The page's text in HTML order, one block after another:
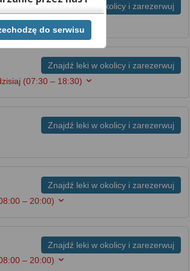
Znajdź leki w okolicy i zarezerwuj
– 18:00)
Znajdź leki w okolicy i zarezerwuj
(07:30 – 18:30)
Znajdź leki w okolicy i zarezerwuj
Znajdź leki w okolicy i zarezerwuj
– 20:00)
Znajdź leki w okolicy i zarezerwuj
– 20:00)
chwili cofnąć,
Jeżeli chcesz
tego dokonać
do serwisu